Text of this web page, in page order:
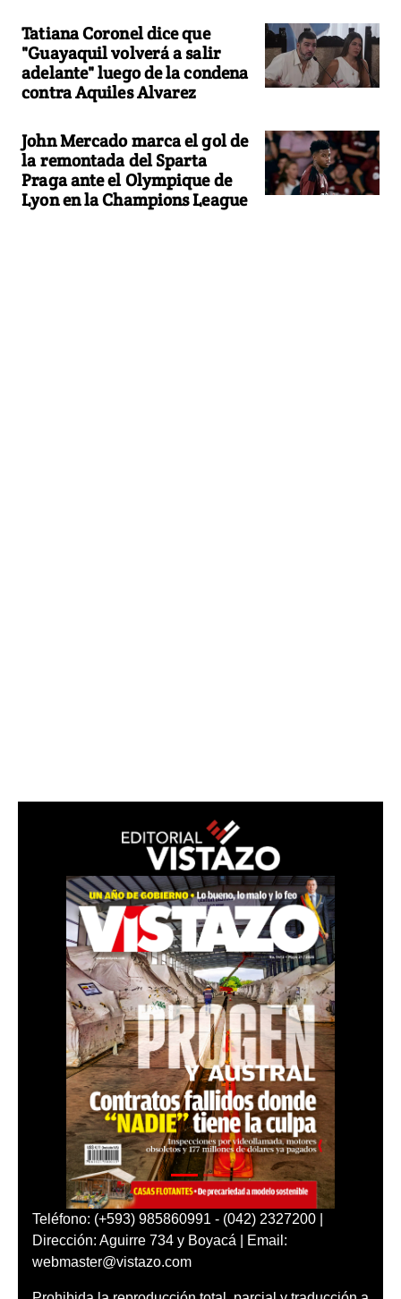
Tatiana Coronel dice que
"Guayaquil volverá a salir
adelante" luego de la condena
contra Aquiles Alvarez
John Mercado marca el gol de
la remontada del Sparta
Praga ante el Olympique de
Lyon en la Champions League
Teléfono: (+593) 985860991 - (042) 2327200 |
Dirección: Aguirre 734 y Boyacá | Email:
webmaster@vistazo.com